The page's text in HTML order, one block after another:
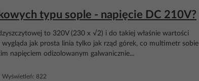
typu sople - napięcie DC 210V?
to 320V (230 x √2) i do takiej właśnie wartości
jak prosta linia tylko jak rząd górek, co multimetr sobie
napięciem odizolowanym galwanicznie...
822